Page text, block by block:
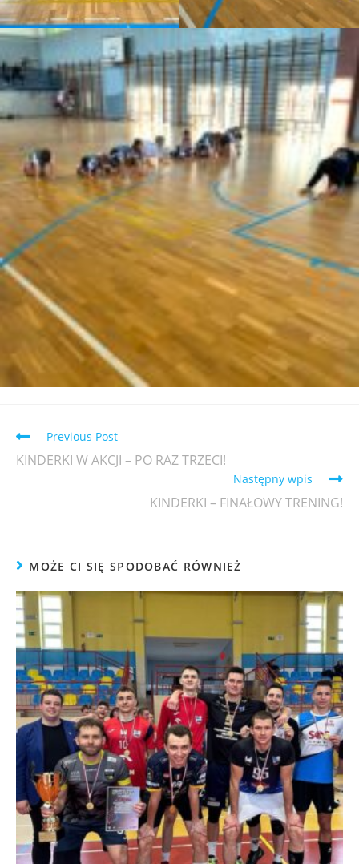
Previous Post
KINDERKI W AKCJI – PO RAZ TRZECI!
Następny wpis
KINDERKI – FINAŁOWY TRENING!
MOŻE CI SIĘ SPODOBAĆ RÓWNIEŻ